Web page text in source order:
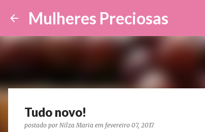
Mulheres Preciosas
Tudo novo!
postado por Nilza Maria em fevereiro 07, 2017